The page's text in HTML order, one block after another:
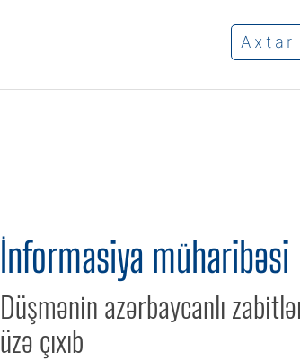
İnformasiya müharibəsi
Düşmənin azərbaycanlı
üzə çıxıb